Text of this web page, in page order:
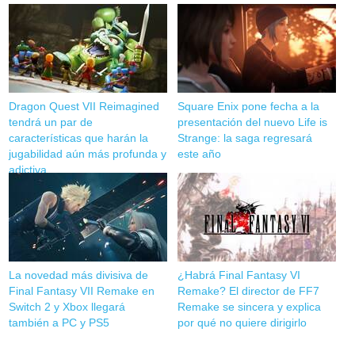
Dragon Quest VII Reimagined
tendrá un par de
características que harán la
jugabilidad aún más profunda y
adictiva
Square Enix pone fecha a la
presentación del nuevo Life is
Strange: la saga regresará
este año
La novedad más divisiva de
Final Fantasy VII Remake en
Switch 2 y Xbox llegará
también a PC y PS5
¿Habrá Final Fantasy VI
Remake? El director de FF7
Remake se sincera y explica
por qué no quiere dirigirlo